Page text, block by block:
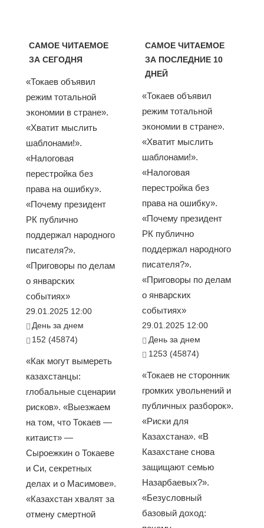
САМОЕ ЧИТАЕМОЕ
ЗА СЕГОДНЯ
«Токаев объявил
режим тотальной
экономии в стране».
«Хватит мыслить
шаблонами!».
«Налоговая
перестройка без
права на ошибку».
«Почему президент
РК публично
поддержал народного
писателя?».
«Приговоры по делам
о январских
событиях»
29.01.2025 12:00
День за днем
152 (45874)
«Как могут вымереть
казахстанцы:
глобальные сценарии
рисков». «Выезжаем
на том, что Токаев —
китаист» —
Сыроежкин о Токаеве
и Си, секретных
делах и о Масимове».
«Казахстан хвалят за
отмену смертной
САМОЕ ЧИТАЕМОЕ
ЗА ПОСЛЕДНИЕ 10
ДНЕЙ
«Токаев объявил
режим тотальной
экономии в стране».
«Хватит мыслить
шаблонами!».
«Налоговая
перестройка без
права на ошибку».
«Почему президент
РК публично
поддержал народного
писателя?».
«Приговоры по делам
о январских
событиях»
29.01.2025 12:00
День за днем
1253 (45874)
«Токаев не сторонник
громких увольнений и
публичных разборок».
«Риски для
Казахстана». «В
Казахстане снова
защищают семью
Назарбаевых?».
«Безусловный
базовый доход: